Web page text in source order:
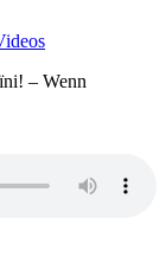
– Wenn